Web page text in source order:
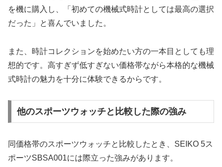
を機に購入し、「初めての機械式時計としては最高の選択
だった」と喜んでいました。
また、時計コレクションを始めたい方の一本目としても理
想的です。高すぎず低すぎない価格帯ながら本格的な機械
式時計の魅力を十分に体験できるからです。
他のスポーツウォッチと比較した際の強み
同価格帯のスポーツウォッチと比較したとき、SEIKO 5ス
ポーツSBSA001には際立った強みがあります。